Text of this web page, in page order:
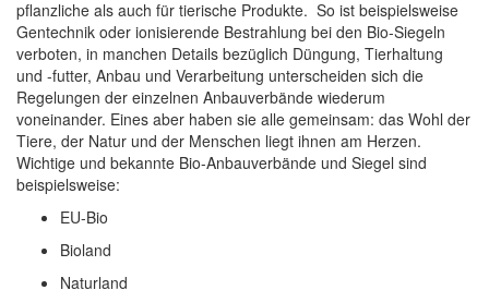
pflanzliche als auch für tierische Produkte. So ist beispielsweise
Gentechnik oder ionisierende Bestrahlung bei den Bio-Siegeln
verboten, in manchen Details bezüglich Düngung, Tierhaltung
und -futter, Anbau und Verarbeitung unterscheiden sich die
Regelungen der einzelnen Anbauverbände wiederum
voneinander. Eines aber haben sie alle gemeinsam: das Wohl der
Tiere, der Natur und der Menschen liegt ihnen am Herzen.
Wichtige und bekannte Bio-Anbauverbände und Siegel sind
beispielsweise:
EU-Bio
Bioland
Naturland